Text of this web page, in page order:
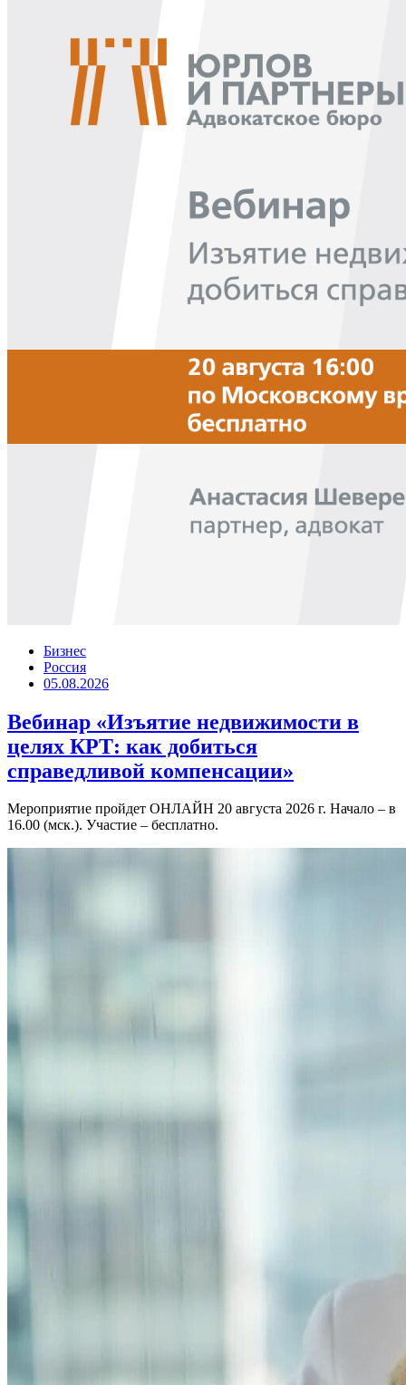
Бизнес
Россия
05.08.2026
Вебинар «Изъятие недвижимости в
целях КРТ: как добиться
справедливой компенсации»
Мероприятие пройдет ОНЛАЙН 20 августа 2026 г. Начало – в
16.00 (мск.). Участие – бесплатно.